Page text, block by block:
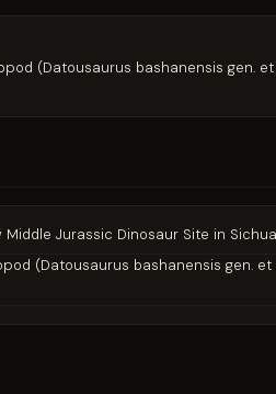
(Datousaurus bashanensis gen.
Middle Jurassic Dinosaur Site in
(Datousaurus bashanensis gen.